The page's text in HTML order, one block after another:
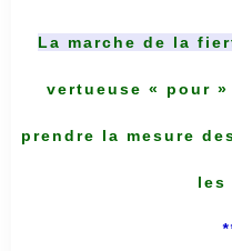
La marche de la
vertueuse « pour
prendre la mesure
les